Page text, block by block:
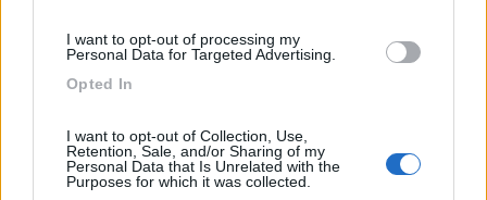
I want to opt-out of processing my
Personal Data for Targeted Advertising.
Opted In
I want to opt-out of Collection, Use,
Retention, Sale, and/or Sharing of my
Personal Data that Is Unrelated with the
Purposes for which it was collected.
Fabriziogigli1 16/04/2023 16:57
Comoda tettoia con tavoli e sedie messa a
disposizione per clienti in cui sono presenti
distributori automatici di bevande e snack e dove